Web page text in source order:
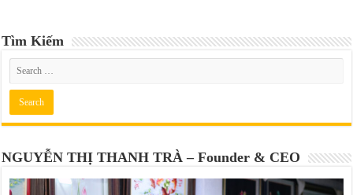
Tìm Kiếm
NGUYỄN THỊ THANH TRÀ – Founder & CEO